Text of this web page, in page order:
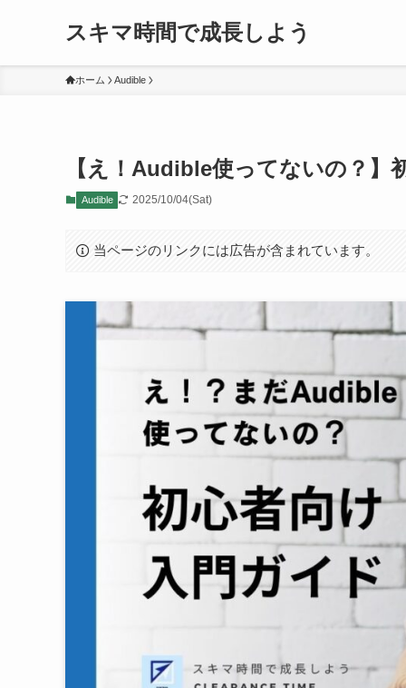
スキマ時間で成長しよう
ホーム Audible
【え！Audible使ってないの？】
Audible 2025/10/04(Sat)
当ページのリンクには広告が含まれています。